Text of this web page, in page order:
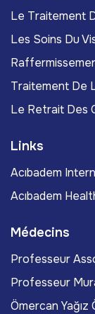
Le Traitement
Les Soins Du
Traitement De
Le Retrait Des
Links
Acıbadem
Acıbadem
Médecins
Professeur
Professeur
Ömercan